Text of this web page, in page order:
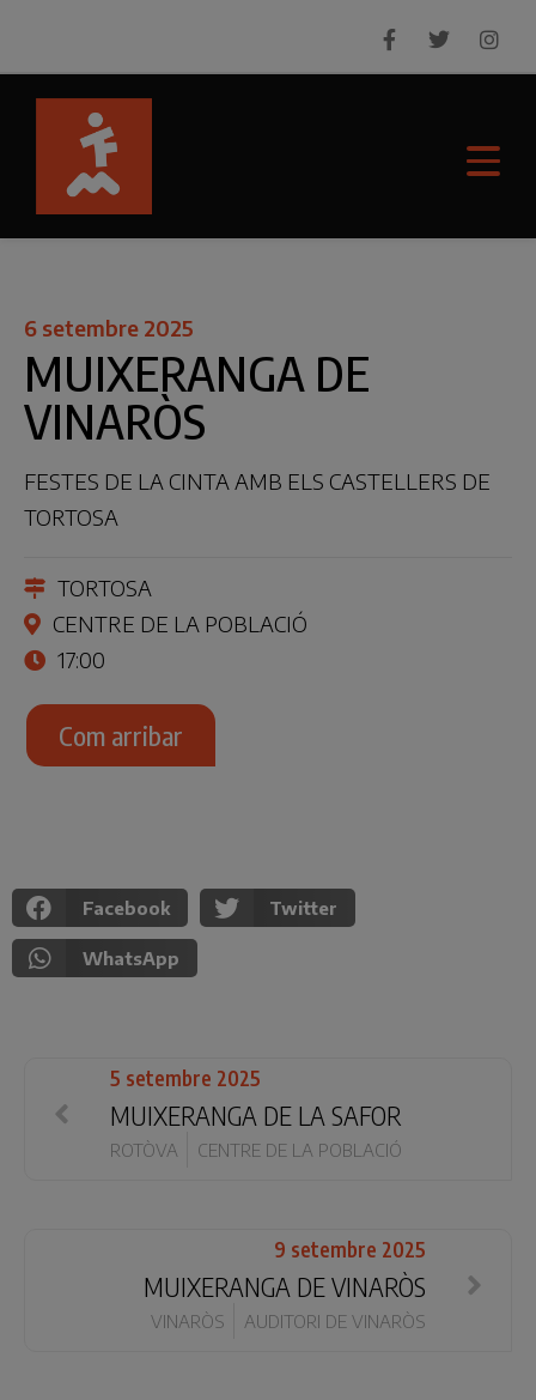
6 setembre 2025
MUIXERANGA DE
VINARÒS
FESTES DE LA CINTA AMB ELS CASTELLERS DE
TORTOSA
TORTOSA
CENTRE DE LA POBLACIÓ
17:00
Com arribar
Facebook Twitter
WhatsApp
5 setembre 2025
MUIXERANGA DE LA SAFOR
ROTÒVA CENTRE DE LA POBLACIÓ
9 setembre 2025
MUIXERANGA DE VINARÒS
VINARÒS AUDITORI DE VINARÒS